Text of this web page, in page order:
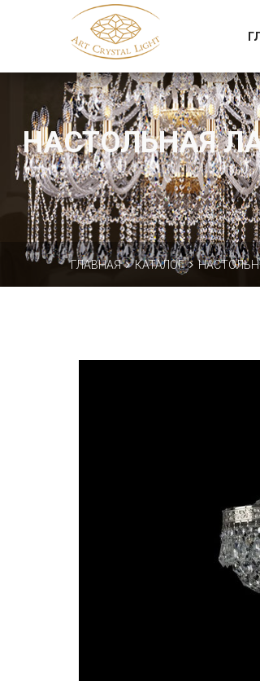
Официальный магазин
НАСТОЛЬНАЯ
ГЛАВНАЯ КАТАЛОГ